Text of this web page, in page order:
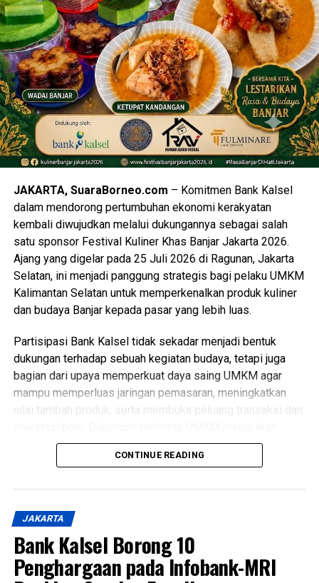
JAKARTA, SuaraBorneo.com – Komitmen Bank Kalsel
dalam mendorong pertumbuhan ekonomi kerakyatan
kembali diwujudkan melalui dukungannya sebagai salah
satu sponsor Festival Kuliner Khas Banjar Jakarta 2026.
Ajang yang digelar pada 25 Juli 2026 di Ragunan, Jakarta
Selatan, ini menjadi panggung strategis bagi pelaku UMKM
Kalimantan Selatan untuk memperkenalkan produk kuliner
dan budaya Banjar kepada pasar yang lebih luas.
Partisipasi Bank Kalsel tidak sekadar menjadi bentuk
dukungan terhadap sebuah kegiatan budaya, tetapi juga
bagian dari upaya memperkuat daya saing UMKM agar
mampu memperluas jaringan pemasaran, meningkatkan
nilai tambah produk, serta membuka peluang transaksi dan
salah satu fokus Bank Kalsel dalam mendorong
pertumbuhan ekonomi daerah secara berkelanjutan.
Festival ini menghadirkan beragam kuliner khas Banjar,
seperti Soto Banjar, Ketupat Kandangan, Bingka, hingga
aneka wadai tradisional. Kehadiran berbagai produk
unggulan tersebut diharapkan mampu memperkuat citra
kuliner Banjar sebagai bagian dari ekonomi kreatif yang
memiliki potensi besar menembus pasar nasional.
CONTINUE READING
JAKARTA
Bank Kalsel Borong 10
Penghargaan pada Infobank-MRI